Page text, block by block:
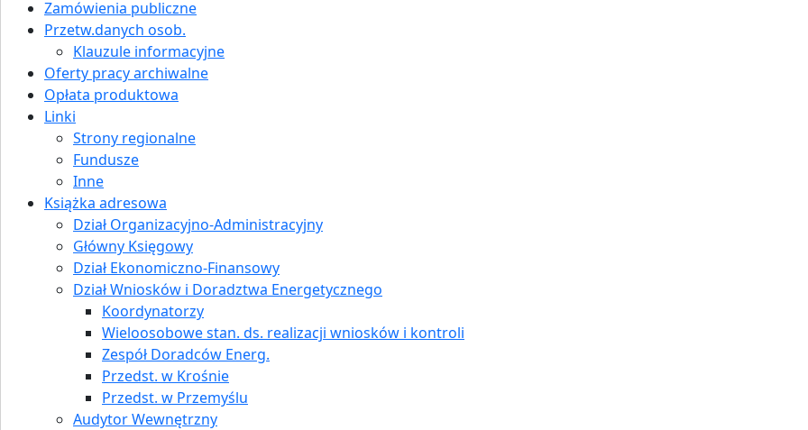
Zamówienia publiczne
Przetw.danych osob.
Klauzule informacyjne
Oferty pracy archiwalne
Opłata produktowa
Linki
Strony regionalne
Fundusze
Inne
Książka adresowa
Dział Organizacyjno-Administracyjny
Główny Księgowy
Dział Ekonomiczno-Finansowy
Dział Wniosków i Doradztwa Energetycznego
Koordynatorzy
Wieloosobowe stan. ds. realizacji wniosków i kontroli
Zespół Doradców Energ.
Przedst. w Krośnie
Przedst. w Przemyślu
Audytor Wewnętrzny